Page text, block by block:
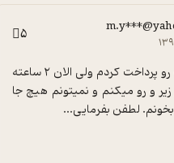
۱۴ 5
لطفن بفرمایی...